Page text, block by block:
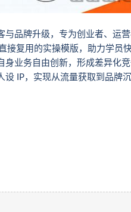
品牌升级，专为创业者、运
接复用的实操模版，助力学员
业务自由创新，形成差异化
IP，实现从流量获取到品牌